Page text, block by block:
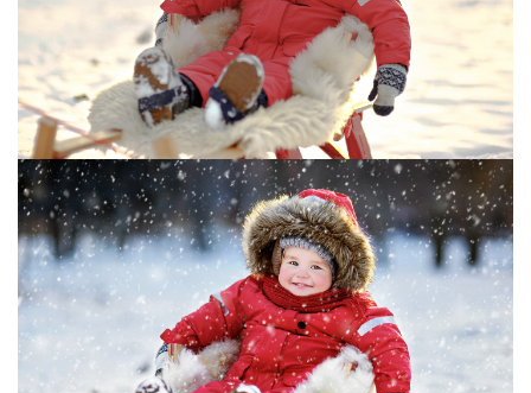
選んでください
Free Photoshop Overlay #1
Small 800*533px